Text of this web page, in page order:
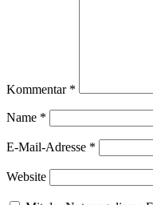
Kommentar *
Name *
E-Mail-Adresse *
Website